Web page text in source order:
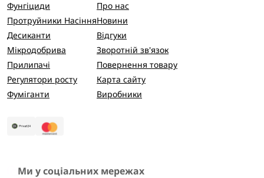
Фунгіциди
Протруйники Насіння
Десиканти
Мікродобрива
Прилипачі
Регулятори росту
Фуміганти
Про нас
Новини
Відгуки
Зворотній зв'язок
Повернення товару
Карта сайту
Виробники
Ми у соціальних мережах